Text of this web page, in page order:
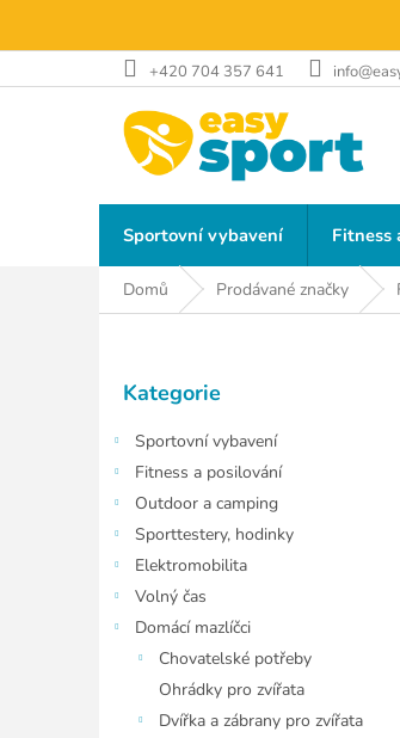
obsah
+420 704 357 641
Sportovní vybavení Fitness
Domů Prodávané značky
P
kategorie
Kategorie
Sportovní vybavení
Fitness a posilování
Outdoor a camping
Sporttestery, hodinky
Elektromobilita
Volný čas
Domácí mazlíčci
Chovatelské potřeby
Ohrádky pro zvířata
Dvířka a zábrany pro zvířata